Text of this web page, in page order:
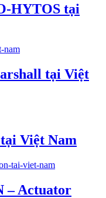
HYTOS tại
tại Việt
Việt Nam
– Actuator